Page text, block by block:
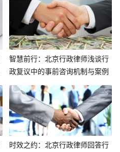
智慧前行：北京行政律师浅谈行
政复议中的事前咨询机制与案例
探析
时效之约：北京行政律师回答行